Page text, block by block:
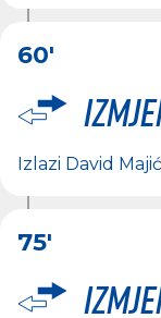
60'
Izlazi David Majić
75'